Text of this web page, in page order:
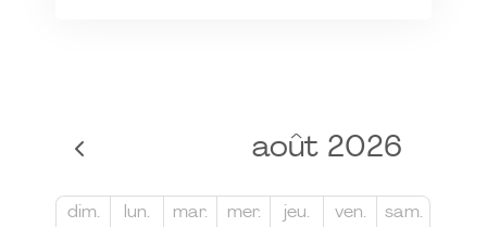
août 2026
dim. lun. mar. mer. jeu. ven. sam.